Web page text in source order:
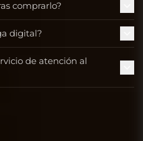
comprarlo?
digital?
de atención al